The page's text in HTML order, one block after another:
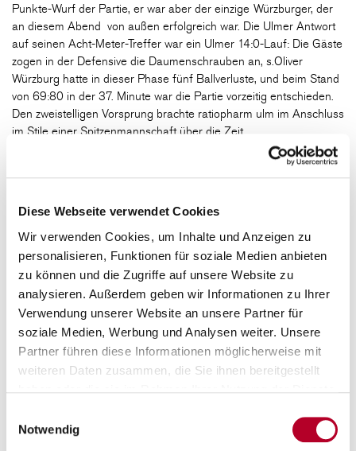
Diese Webseite verwendet Cookies
Wir verwenden Cookies, um Inhalte und Anzeigen zu
personalisieren, Funktionen für soziale Medien anbieten
zu können und die Zugriffe auf unsere Website zu
analysieren. Außerdem geben wir Informationen zu Ihrer
Verwendung unserer Website an unsere Partner für
soziale Medien, Werbung und Analysen weiter. Unsere
Partner führen diese Informationen möglicherweise mit
weiteren Daten zusammen, die Sie ihnen bereitgestellt
Notwendig
Punkte-Wurf der Partie, er war aber der einzige Würzburger, der
an diesem Abend von außen erfolgreich war. Die Ulmer Antwort
auf seinen Acht-Meter-Treffer war ein Ulmer 14:0-Lauf: Die Gäste
zogen in der Defensive die Daumenschrauben an, s.Oliver
Würzburg hatte in dieser Phase fünf Ballverluste, und beim Stand
von 69:80 in der 37. Minute war die Partie vorzeitig entschieden.
Den zweistelligen Vorsprung brachte ratiopharm ulm im Anschluss
im Stile einer Spitzenmannschaft über die Zeit.
Weiter geht es für s.Oliver Würzburg mit dem nächsten Heimspiel
am 12. März um 20:30 Uhr gegen die HAKRO Merlins
im Abstiegskampf auf dem Programm stehen: Am 16. März wird
das Auswärtsspiel bei den FRAPORT SKYLINERS nachgeholt,
am 19. März ist Aufsteiger MLP Academics Heidelberg in der
tectake ARENA zu Gast.
Tickets für die kommenden beiden
Heimspiele sind bereits im Online-Shop erhältlich.
s.Oliver Würzburg - ratiopharm ulm 76:88
(21:17, 25:30,
14:13, 16:28)
Desi Rodriguez 20 Punkte (4 Steals), Filip Stanic 17 (15